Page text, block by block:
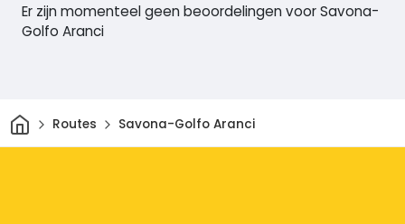
Er zijn momenteel geen beoordelingen voor Savona-
Golfo Aranci
ThuisRoutes Savona-Golfo Aranci